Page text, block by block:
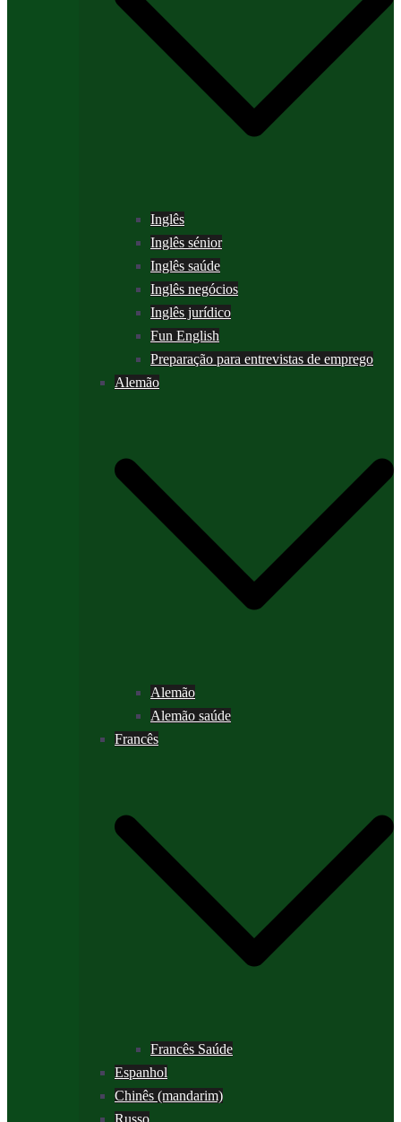
Inglês
Inglês sénior
Inglês saúde
Inglês negócios
Inglês jurídico
Fun English
Preparação para entrevistas de emprego
Alemão
Alemão
Alemão saúde
Francês
Francês Saúde
Espanhol
Chinês (mandarim)
Russo